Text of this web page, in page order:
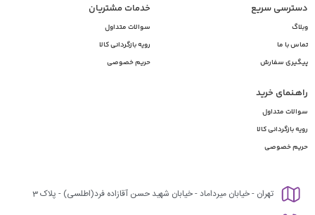
دسترسی سریع
وبلاگ
تماس با ما
پیگیری سفارش
خدمات مشتریان
سوالات متداول
رویه بازگردانی کالا
حریم خصوصی
راهـنمای خرید
سوالات متداول
رویه بازگردانی کالا
حریم خصوصی
تهران - خیابان میرداماد - خیابان شهید حسن آقازاده فرد(اطلسی) - پلاک 3